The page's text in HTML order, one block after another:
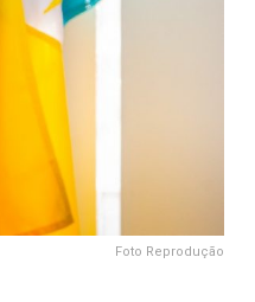
Foto Reprodução